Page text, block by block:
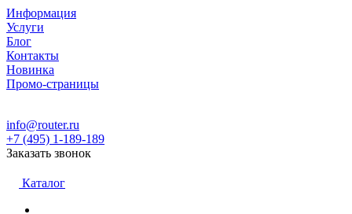
Информация
Услуги
Блог
Контакты
Новинка
Промо-страницы
info@router.ru
+7 (495) 1-189-189
Заказать звонок
Каталог